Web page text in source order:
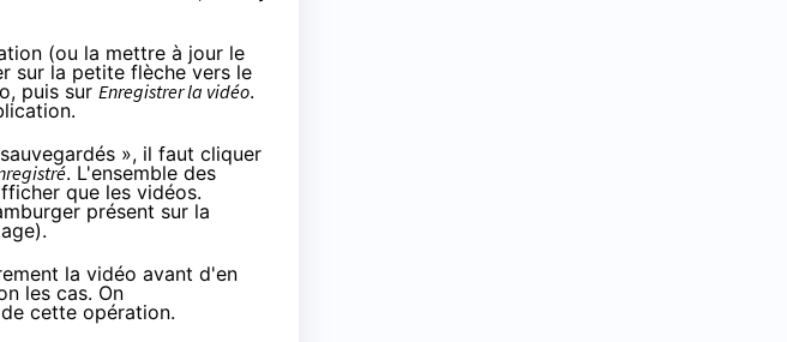
(ou la mettre à jour le
sur la petite flèche vers le
puis sur Enregistrer la vidéo.
», il faut cliquer
. L'ensemble des
que les vidéos.
présent sur la
la vidéo avant d'en
les cas. On
cette opération.